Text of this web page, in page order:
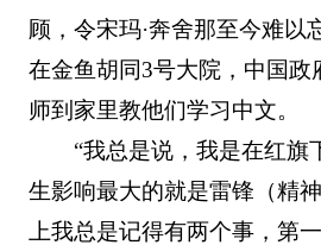
顾，令宋玛·奔舍那至今难以
在金鱼胡同3号大院，中国政
师到家里教他们学习中文。
“我总是说，我是在红旗
生影响最大的就是雷锋（精
上我总是记得有两个事，第